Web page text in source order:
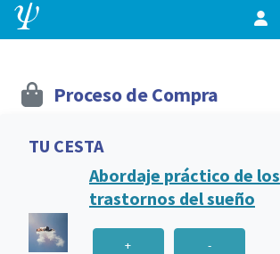
Proceso de Compra
TU CESTA
Abordaje práctico de los
trastornos del sueño
+ -